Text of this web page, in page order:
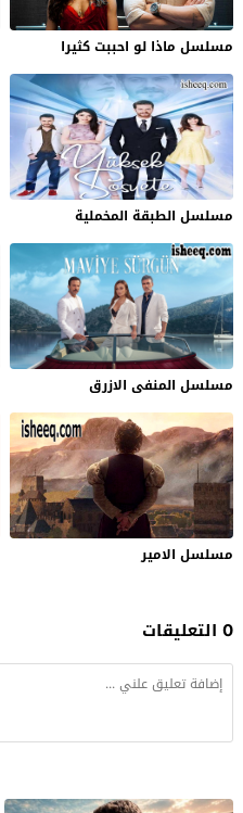
مسلسل ماذا لو احببت كثيرا
مسلسل الطبقة المخملية
مسلسل المنفى الازرق
مسلسل الامير
0 التعليقات